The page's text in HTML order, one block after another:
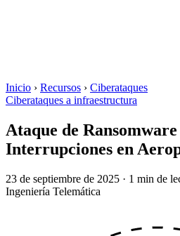
Inicio › Recursos › Ciberataques
Ciberataques a infraestructura
Ataque de Ransomware
Interrupciones en
23 de septiembre de 2025 · 1 min de
Ingeniería Telemática